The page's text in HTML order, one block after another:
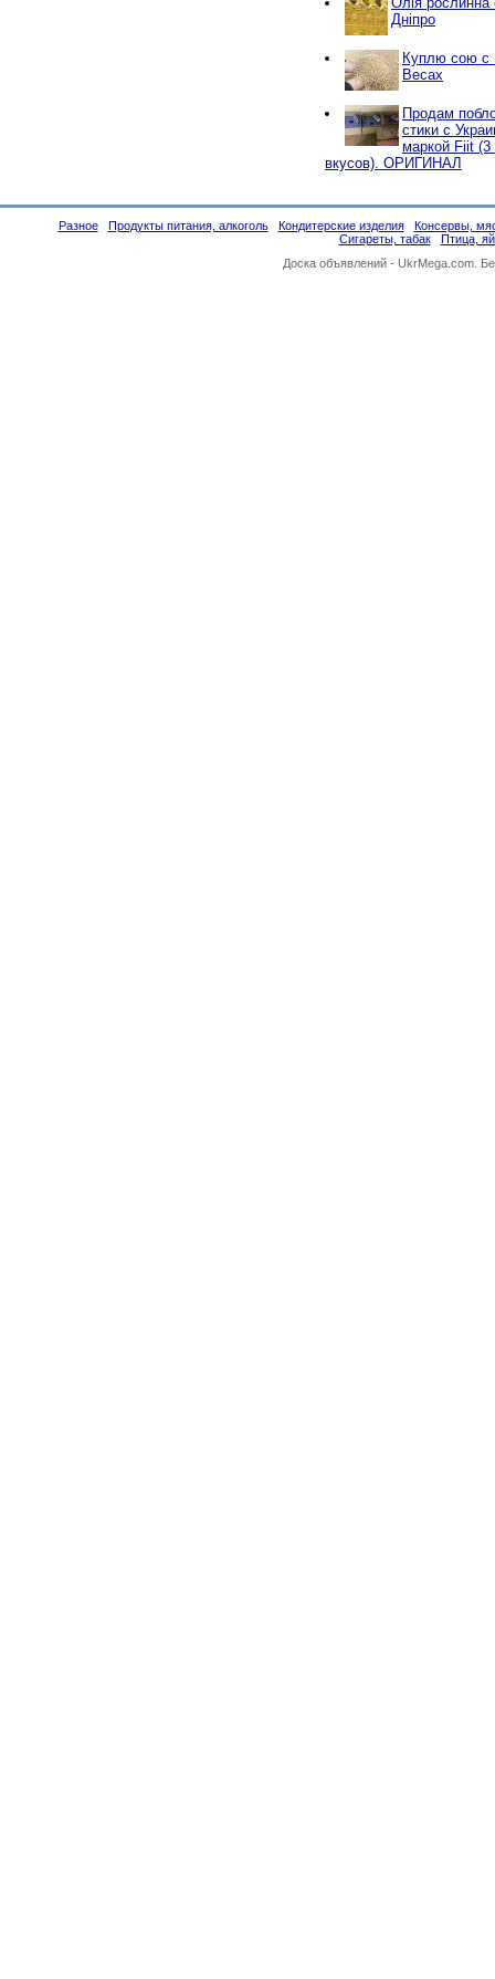
Дніпро
Куплю сою
Весах
Продам
стики с
маркой Fiit (3
вкусов). ОРИГИНАЛ
Разное Продукты питания, алкоголь Кондитерские изделия
Консервы,
Сигареты, табак
Птица,
Доска объявлений - UkrMega.com.